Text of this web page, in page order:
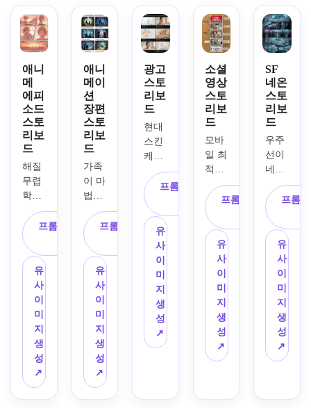
넓은
오프
닝,
도로
추격,
클로
즈업
리액
션,
최종
탈출
장면
등 다
양한
구도
를 포
함합
니다.
시네
마틱
블루-
오렌
지 조
명,
젖은
도로
반사,
세요.
친밀
한 오
버숄
더 구
도,
미디
엄 투
샷,
조용
한 클
로즈
업,
마지
막 고
독한
창가
샷.
부드
러운
자연
은은
한 흙
빛 색
질감
있는
히어
로샷,
공중
시점,
임팩
트 있
는 포
즈,
추격
동작,
극적
지막
대치
등을
포함
합니
다.
높은
대비
조명,
강렬
한 구
도,
라인,
이드
샷 등
4개
의 패
널로
구성
됩니
다.
거친
연필
선,
명암
음영,
카메
라 앵
글 화
살표,
프레
이밍
노트,
자연
스러
운 인
테리
도의
방을
발견
하는
판타
지 여
정 스
토리
보드
를 만
드세
요.
느슨
한
선,
회색
조 음
영에
따뜻
한 마
커 포
인트,
영화
적 패
널 흐
한 실
애니
메
에피
소드
스토
리보
드
해질
무렵
학교
옥상
에서
의 극
적인
고백
장면
을 5
패널
애니
메 스
토리
보드
로 만
들어
프롬프트 복
유
사
이
미
지
생
성
↗
애니
메이
션
장편
스토
리보
드
가족
이 마
법의
숲에
들어
가고,
빛나
는 생
물에
반응
하며,
환한
길을
걷는
모습
등을
6패
프롬프트 복
유
사
이
미
지
생
성
↗
광고
스토
리보
드
현대
스킨
케어
광고
를 위
한 프
리미
엄 상
업 스
토리
보드
를 제
작하
세요.
제품
메인
프롬프트 복
유
사
이
미
지
생
성
↗
소셜
영상
스토
리보
드
모바
일 최
적의
15초
제품
프로
모션
을 위
한 세
로형
5패
널 스
토리
보드
를 만
들어
프롬프트 복
유
사
이
미
지
생
성
↗
SF
네온
스토
리보
드
우주
선이
네온
도시
위에
도착
하고,
내부
조종
석 반
응,
거리
인파,
마지
막 스
카이
프롬
유
사
이
미
지
생
성
↗